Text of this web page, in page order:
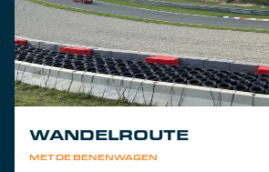
MET DE BENENWAGEN
WANDELROUTE